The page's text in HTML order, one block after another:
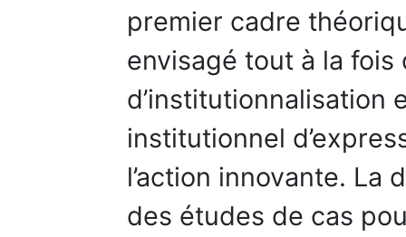
premier cadre
envisagé tout à la
d’institutionnalisation
institutionnel
l’action innovante. La
des études de cas